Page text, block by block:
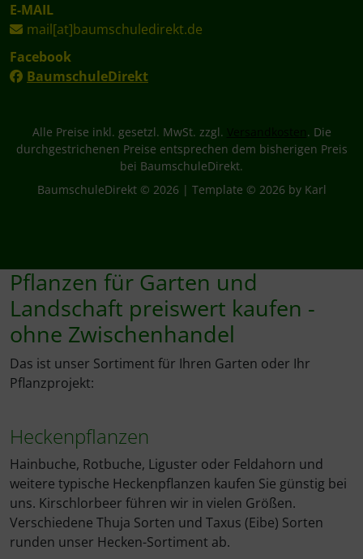
E-MAIL
mail[at]baumschuledirekt.de
Facebook
BaumschuleDirekt
Alle Preise inkl. gesetzl. MwSt. zzgl. Versandkosten. Die
durchgestrichenen Preise entsprechen dem bisherigen Preis
bei BaumschuleDirekt.
BaumschuleDirekt © 2026 | Template © 2026 by Karl
Pflanzen für Garten und
Landschaft preiswert kaufen -
ohne Zwischenhandel
Das ist unser Sortiment für Ihren Garten oder Ihr
Pflanzprojekt:
Heckenpflanzen
Hainbuche, Rotbuche, Liguster oder Feldahorn und
weitere typische Heckenpflanzen kaufen Sie günstig bei
uns. Kirschlorbeer führen wir in vielen Größen.
Verschiedene Thuja Sorten und Taxus (Eibe) Sorten
runden unser Hecken-Sortiment ab.